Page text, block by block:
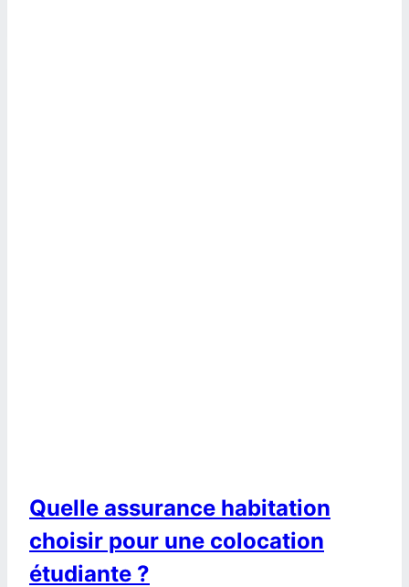
Quelle assurance habitation
choisir pour une colocation
étudiante ?